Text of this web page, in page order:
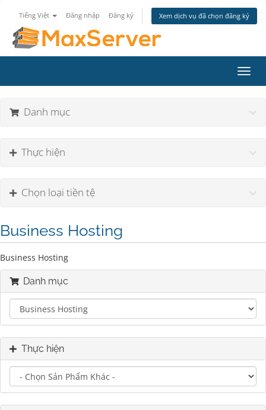
Tiếng Việt Đăng nhập Đăng ký Xem dịch vụ đã chọn đăng ký
Danh mục
Thực hiện
Chọn loại tiền tệ
Business Hosting
Business Hosting
Danh mục
Thực hiện